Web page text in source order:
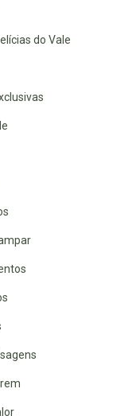
do Vale